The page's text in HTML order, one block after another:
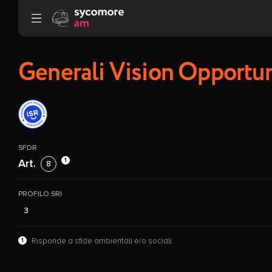
Vai al contenuto
Generali Vision
SFDR
Art. 8 1
PROFILO SRI
3
1 Risponde a sfide ambientali e/o sociali